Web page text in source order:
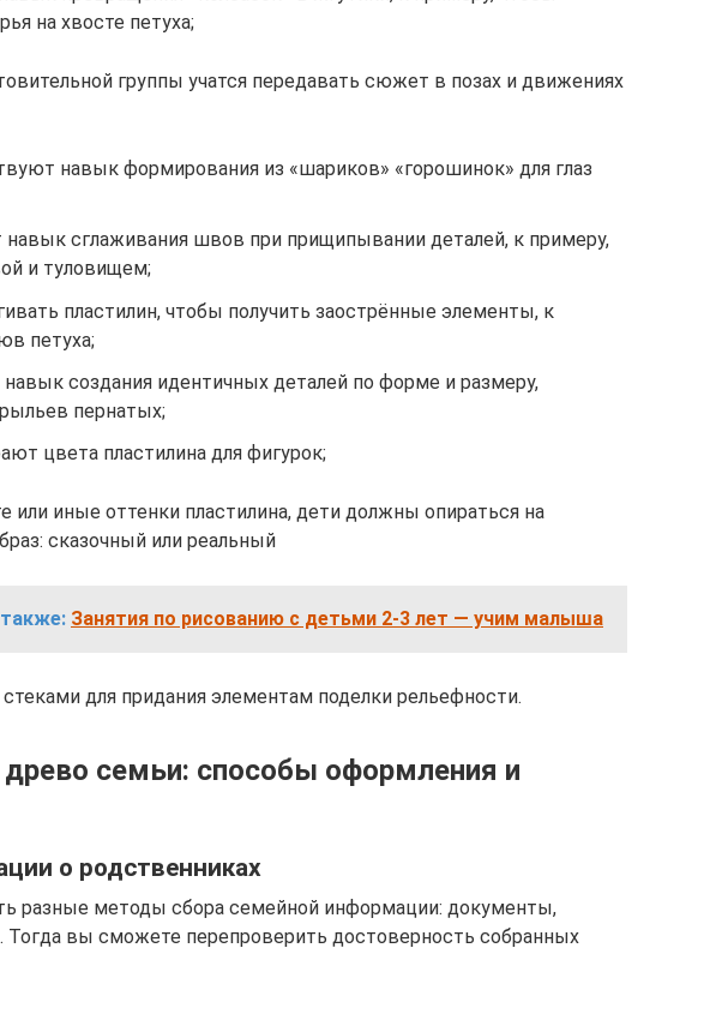
на хвосте петуха;
группы учатся передавать сюжет в позах и движениях
навык формирования из «шариков» «горошинок» для глаз
навык сглаживания швов при прищипывании деталей, к примеру,
и туловищем;
пластилин, чтобы получить заострённые элементы, к
петуха;
создания идентичных деталей по форме и размеру,
пернатых;
цвета пластилина для фигурок;
или иные оттенки пластилина, дети должны опираться на
сказочный или реальный
Занятия по рисованию с детьми 2-3 лет — учим малыша
для придания элементам поделки рельефности.
семьи: способы оформления и
о родственниках
разные методы сбора семейной информации: документы,
Тогда вы сможете перепроверить достоверность собранных